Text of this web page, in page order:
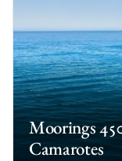
Moorings
Camarotes